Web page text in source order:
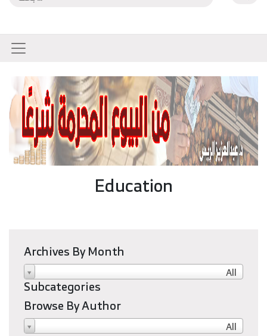
Education
Archives By Month
All
Subcategories
Browse By Author
All